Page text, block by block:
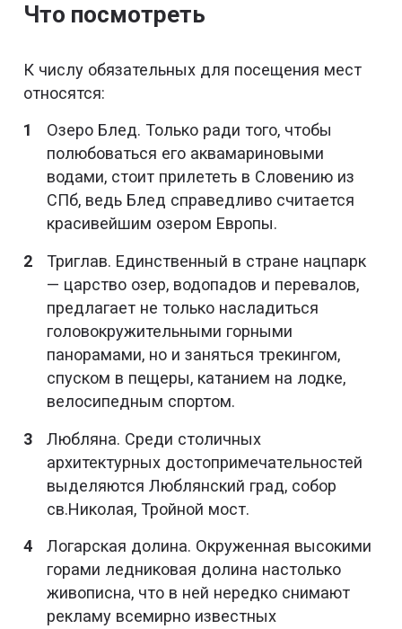
Что посмотреть
К числу обязательных для посещения мест
относятся:
Озеро Блед. Только ради того, чтобы
полюбоваться его аквамариновыми
водами, стоит прилететь в Словению из
СПб, ведь Блед справедливо считается
красивейшим озером Европы.
Триглав. Единственный в стране нацпарк
— царство озер, водопадов и перевалов,
предлагает не только насладиться
головокружительными горными
панорамами, но и заняться трекингом,
спуском в пещеры, катанием на лодке,
велосипедным спортом.
Любляна. Среди столичных
архитектурных достопримечательностей
выделяются Люблянский град, собор
св.Николая, Тройной мост.
Логарская долина. Окруженная высокими
горами ледниковая долина настолько
живописна, что в ней нередко снимают
рекламу всемирно известных